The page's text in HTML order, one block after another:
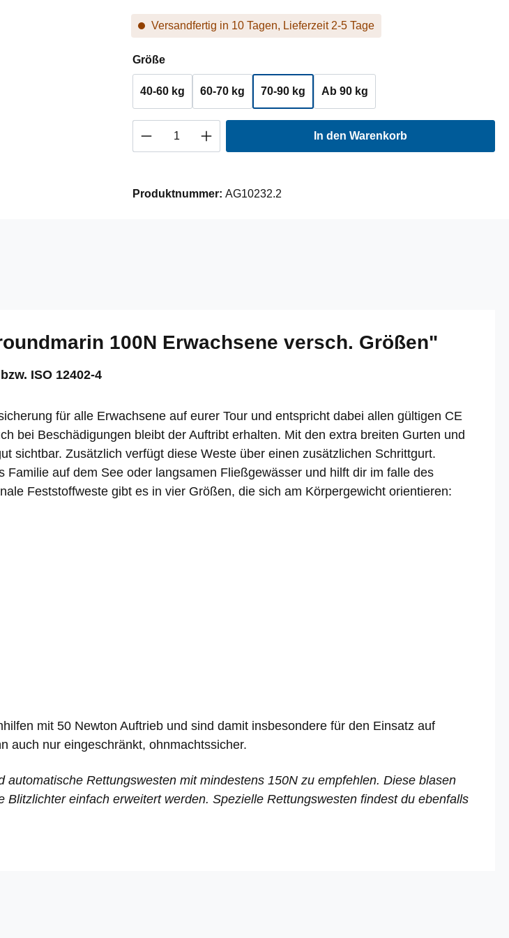
Versandfertig in 10 Tagen, Lieferzeit 2-5 Tage
Größeauswählen
40-60 kg 60-70 kg 70-90 kg Ab 90 kg
Produkt Anzahl: Gib den gewünschten Wert ein
In den Warenkorb
Produktnummer: AG10232.2
100N Erwachsene versch. Größen"
ISO 12402-4
für alle Erwachsene auf eurer Tour und entspricht dabei allen gültigen CE
bei Beschädigungen bleibt der Auftribt erhalten. Mit den extra breiten Gurten und
sichtbar. Zusätzlich verfügt diese Weste über einen zusätzlichen Schrittgurt.
auf dem See oder langsamen Fließgewässer und hilft dir im falle des
Feststoffweste gibt es in vier Größen, die sich am Körpergewicht orientieren:
mit 50 Newton Auftrieb und sind damit insbesondere für den Einsatz auf
auch nur eingeschränkt, ohnmachtssicher.
Rettungswesten mit mindestens 150N zu empfehlen. Diese blasen
einfach erweitert werden. Spezielle Rettungswesten findest du ebenfalls